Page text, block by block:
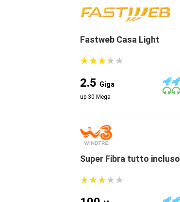
Fastweb Casa Light
★★★★★
★★★★★
2.5 Giga
up 30 Mega
Super Fibra tutto incluso
★★★★★
★★★★★